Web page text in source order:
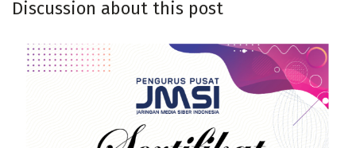
Discussion about this post